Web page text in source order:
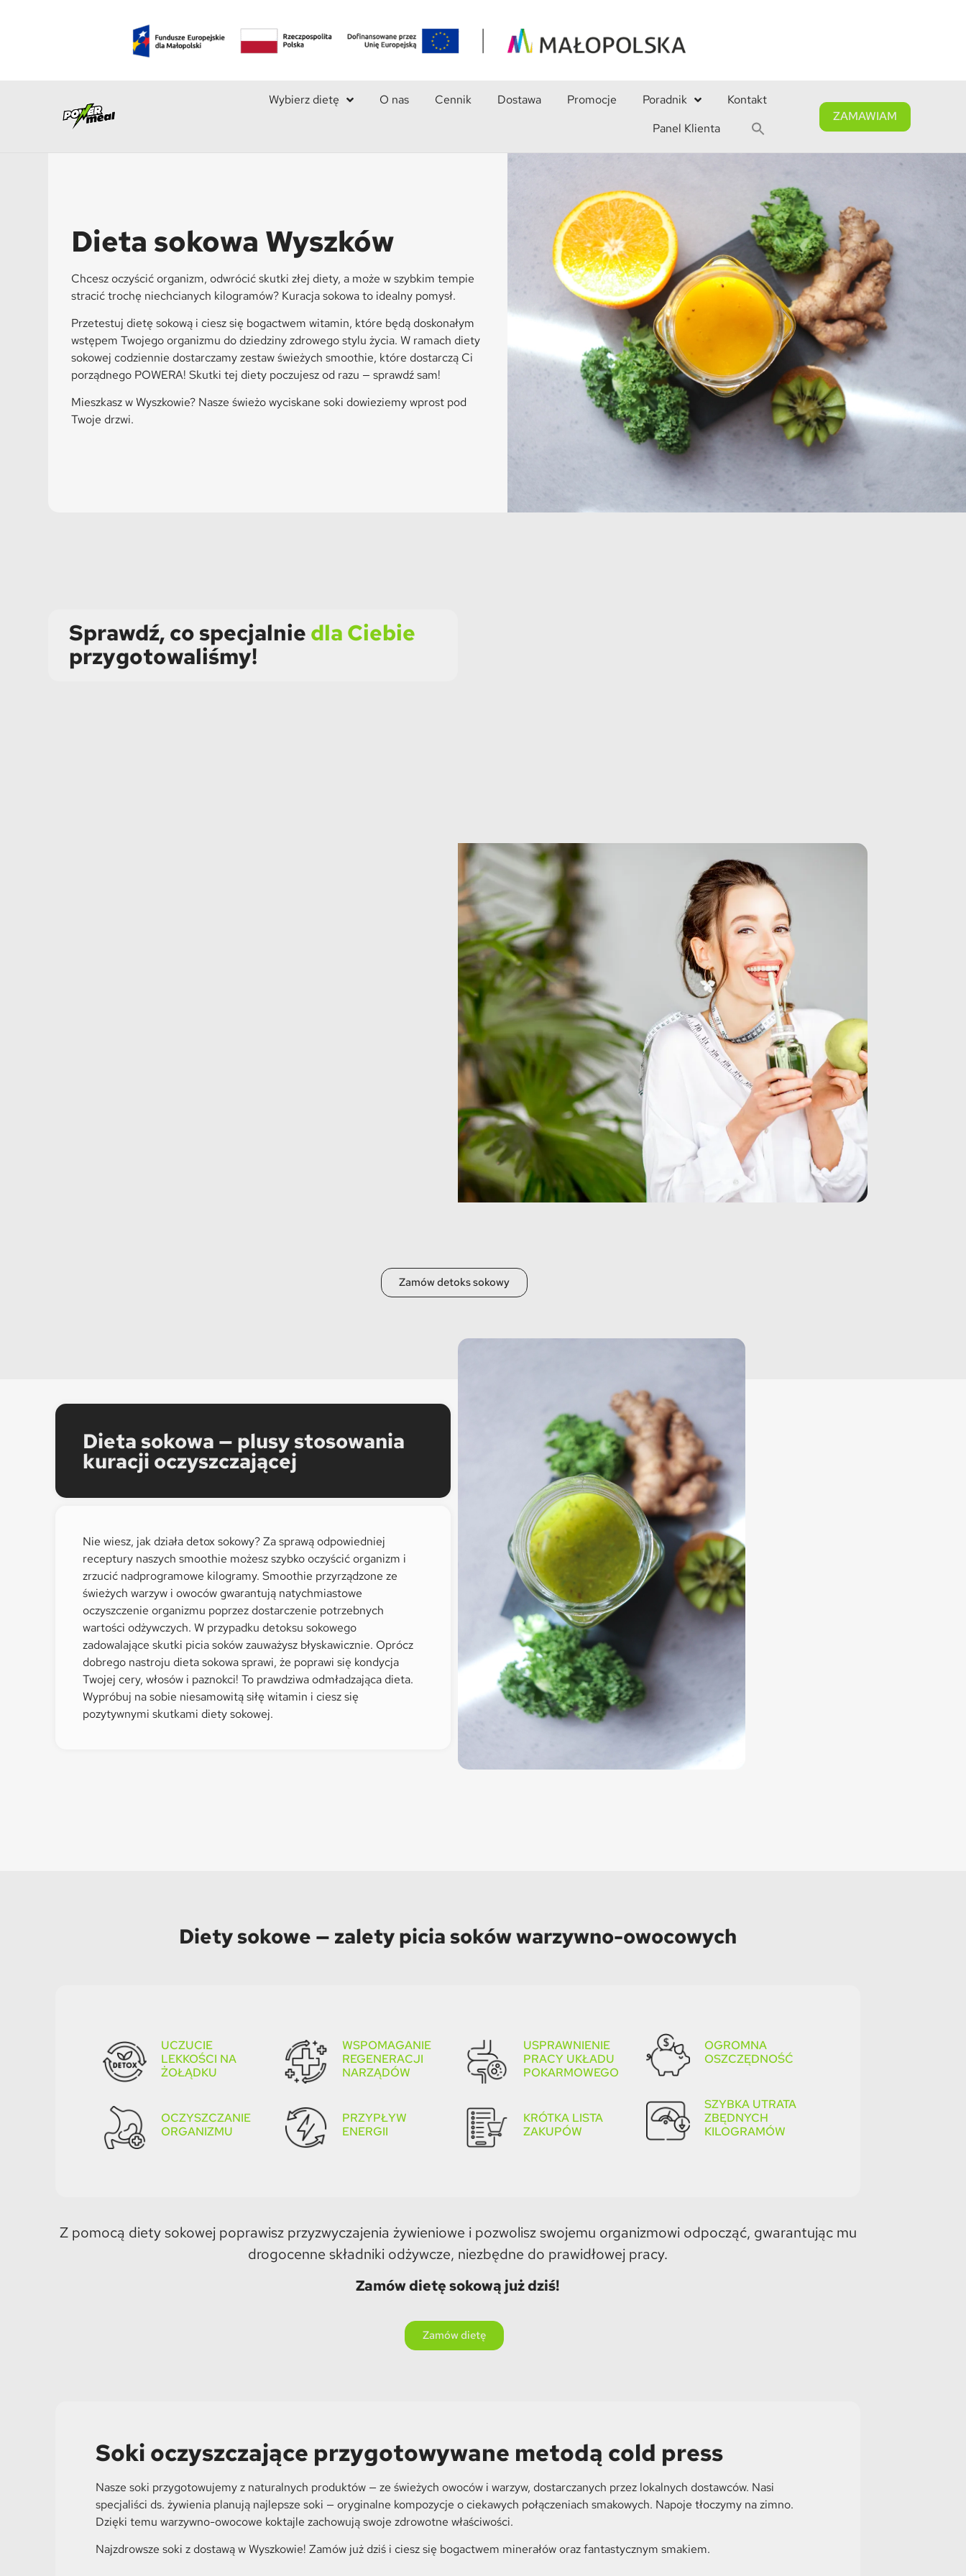
Wybierz dietę O nas Cennik Dostawa Promocje Poradnik
Kontakt
Panel Klienta
ZAMAWIAM
Dieta sokowa Wyszków
Chcesz oczyścić organizm, odwrócić skutki złej diety, a może w szybkim tempie
stracić trochę niechcianych kilogramów? Kuracja sokowa to idealny pomysł.
Przetestuj dietę sokową i ciesz się bogactwem witamin, które będą doskonałym
wstępem Twojego organizmu do dziedziny zdrowego stylu życia. W ramach diety
sokowej codziennie dostarczamy zestaw świeżych smoothie, które dostarczą Ci
porządnego POWERA! Skutki tej diety poczujesz od razu — sprawdź sam!
Mieszkasz w Wyszkowie? Nasze świeżo wyciskane soki dowieziemy wprost pod
Twoje drzwi.
Sprawdź, co specjalnie dla Ciebie
przygotowaliśmy!
Zamów detoks sokowy
Dieta sokowa — plusy stosowania
kuracji oczyszczającej
Nie wiesz, jak działa detox sokowy? Za sprawą odpowiedniej
receptury naszych smoothie możesz szybko oczyścić organizm i
zrzucić nadprogramowe kilogramy. Smoothie przyrządzone ze
świeżych warzyw i owoców gwarantują natychmiastowe
oczyszczenie organizmu poprzez dostarczenie potrzebnych
wartości odżywczych. W przypadku detoksu sokowego
zadowalające skutki picia soków zauważysz błyskawicznie. Oprócz
dobrego nastroju dieta sokowa sprawi, że poprawi się kondycja
Twojej cery, włosów i paznokci! To prawdziwa odmładzająca dieta.
Wypróbuj na sobie niesamowitą siłę witamin i ciesz się
pozytywnymi skutkami diety sokowej.
Diety sokowe — zalety picia soków warzywno-owocowych
UCZUCIE
LEKKOŚCI NA
ŻOŁĄDKU
OCZYSZCZANIE
ORGANIZMU​
WSPOMAGANIE
REGENERACJI
NARZĄDÓW
PRZYPŁYW
ENERGII
USPRAWNIENIE
PRACY UKŁADU
POKARMOWEGO
KRÓTKA LISTA
ZAKUPÓW
OGROMNA
OSZCZĘDNOŚĆ
SZYBKA UTRATA
ZBĘDNYCH
KILOGRAMÓW
Z pomocą diety sokowej poprawisz przyzwyczajenia żywieniowe i pozwolisz swojemu organizmowi odpocząć, gwarantując mu
drogocenne składniki odżywcze, niezbędne do prawidłowej pracy.
Zamów dietę sokową już dziś!
Zamów dietę
Soki oczyszczające przygotowywane metodą cold press
Nasze soki przygotowujemy z naturalnych produktów — ze świeżych owoców i warzyw, dostarczanych przez lokalnych dostawców. Nasi
specjaliści ds. żywienia planują najlepsze soki — oryginalne kompozycje o ciekawych połączeniach smakowych. Napoje tłoczymy na zimno.
Dzięki temu warzywno-owocowe koktajle zachowują swoje zdrowotne właściwości.
Najzdrowsze soki z dostawą w Wyszkowie! Zamów już dziś i ciesz się bogactwem minerałów oraz fantastycznym smakiem.